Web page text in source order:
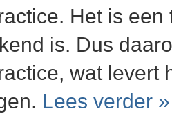
Het is
is. Dus
wat levert
Lees verder »